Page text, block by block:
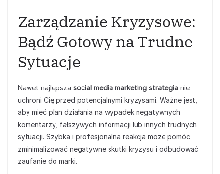
Zarządzanie Kryzysowe:
Bądź Gotowy na Trudne
Sytuacje
Nawet najlepsza social media marketing strategia nie
uchroni Cię przed potencjalnymi kryzysami. Ważne jest,
aby mieć plan działania na wypadek negatywnych
komentarzy, fałszywych informacji lub innych trudnych
sytuacji. Szybka i profesjonalna reakcja może pomóc
zminimalizować negatywne skutki kryzysu i odbudować
zaufanie do marki.